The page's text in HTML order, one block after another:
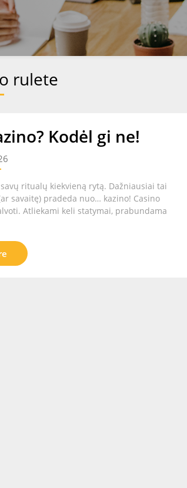
rulete
Kodėl gi ne!
ritualų kiekvieną rytą. Dažniausiai tai
savaitę) pradeda nuo… kazino! Casino
Atliekami keli statymai, prabundama